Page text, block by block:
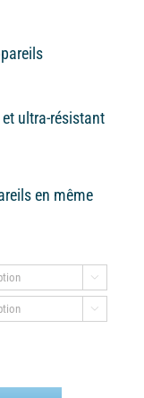
ultra-résistant
en même

